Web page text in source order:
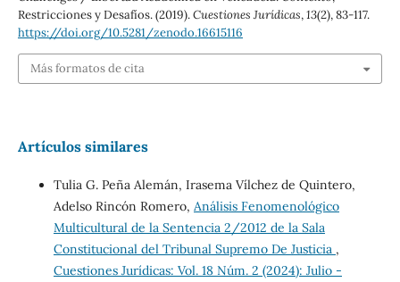
Restricciones y Desafíos. (2019).Cuestiones Jurídicas,13(2), 83-117.
https://doi.org/10.5281/zenodo.16615116
Más formatos de cita
Artículos similares
Tulia G. Peña Alemán, Irasema Vílchez de Quintero,
Adelso Rincón Romero, Análisis Fenomenológico
Multicultural de la Sentencia 2/2012 de la Sala
Constitucional del Tribunal Supremo De Justicia ,
Cuestiones Jurídicas: Vol. 18 Núm. 2 (2024): Julio -